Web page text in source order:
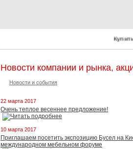
Новости компании и рынка,
Новости и события
22 марта 2017
Очень теплое весеннее предложение!
10 марта 2017
Приглашаем посетить экспозицию Бусел на
международном мебельном форуме